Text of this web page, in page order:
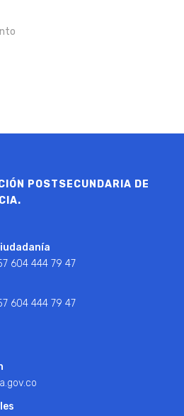
POSTSECUNDARIA DE
604 444 79 47
604 444 79 47